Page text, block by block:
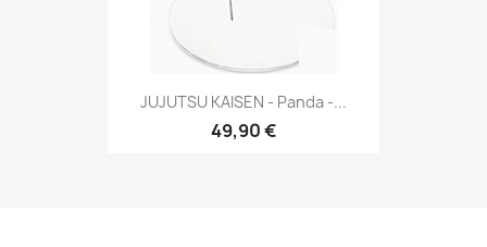
JUJUTSU KAISEN - Panda -...
49,90 €